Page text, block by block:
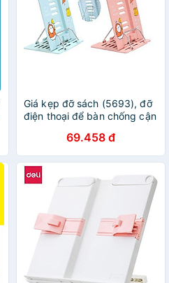
Giá kẹp đỡ sách (5693), đỡ
điện thoại để bàn chống cận
69.458 đ